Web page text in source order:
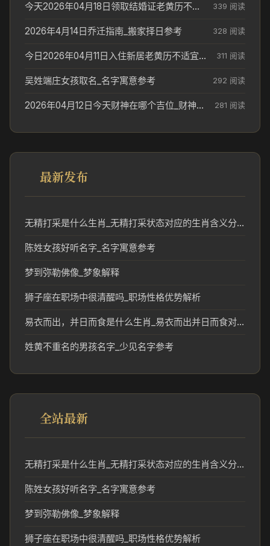
今天2026年04月18日领取结婚证老黄历不适合吗_领证日期参考 339 阅读
2026年4月14日乔迁指南_搬家择日参考 328 阅读
今日2026年04月11日入住新居老黄历不适宜吗_搬家择日参考 311 阅读
吴姓端庄女孩取名_名字寓意参考 292 阅读
2026年04月12日今天财神在哪个吉位_财神方位参考 281 阅读
最新发布
无精打采是什么生肖_无精打采状态对应的生肖含义分析
陈姓女孩好听名字_名字寓意参考
梦到弥勒佛像_梦象解释
狮子座在职场中很清醒吗_职场性格优势解析
易衣而出，并日而食是什么生肖_易衣而出并日而食对应的生肖含义解析
姓黄不重名的男孩名字_少见名字参考
全站最新
无精打采是什么生肖_无精打采状态对应的生肖含义分析
陈姓女孩好听名字_名字寓意参考
梦到弥勒佛像_梦象解释
狮子座在职场中很清醒吗_职场性格优势解析